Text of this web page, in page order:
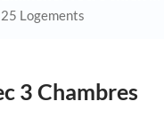
25 Logements
3 Chambres